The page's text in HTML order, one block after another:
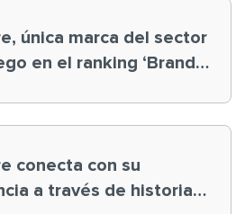
única marca del sector
en el ranking ‘Brand
conecta con su
a través de historias